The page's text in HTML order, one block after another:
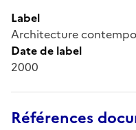
Label
Architecture
Date de label
2000
Références